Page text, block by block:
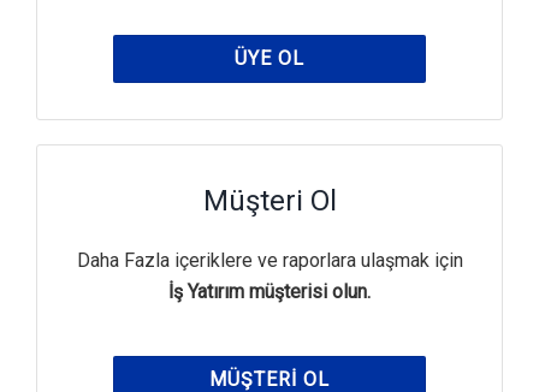
ÜYE OL
Müşteri Ol
Daha Fazla içeriklere ve raporlara ulaşmak için
İş Yatırım müşterisi olun.
MÜŞTERI OL